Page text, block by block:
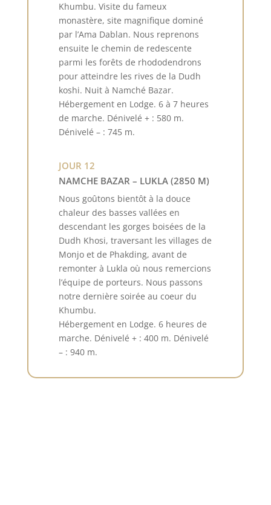
Khumbu. Visite du fameux
monastère, site magnifique dominé
par l’Ama Dablan. Nous reprenons
ensuite le chemin de redescente
parmi les forêts de rhododendrons
pour atteindre les rives de la Dudh
koshi. Nuit à Namché Bazar.
Hébergement en Lodge. 6 à 7 heures
de marche. Dénivelé + : 580 m.
Dénivelé – : 745 m.
JOUR 12
NAMCHE BAZAR – LUKLA (2850 M)
Nous goûtons bientôt à la douce
chaleur des basses vallées en
descendant les gorges boisées de la
Dudh Khosi, traversant les villages de
Monjo et de Phakding, avant de
remonter à Lukla où nous remercions
l’équipe de porteurs. Nous passons
notre dernière soirée au coeur du
Khumbu.
Hébergement en Lodge. 6 heures de
marche. Dénivelé + : 400 m. Dénivelé
– : 940 m.